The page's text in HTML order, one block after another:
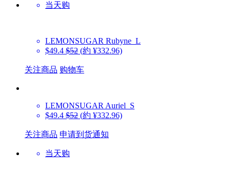
当天购
LEMONSUGAR Rubyne_L
$49.4 $52 (約 ¥332.96)
关注商品 购物车
LEMONSUGAR Auriel_S
$49.4 $52 (約 ¥332.96)
关注商品 申请到货通知
当天购